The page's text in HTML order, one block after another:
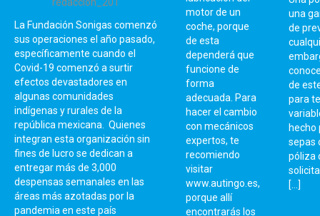
La Fundación Sonigas comenzó
sus operaciones el año pasado,
específicamente cuando el
Covid-19 comenzó a surtir
efectos devastadores en
algunas comunidades
indígenas y rurales de la
república mexicana. Quienes
integran esta organización sin
fines de lucro se dedican a
entregar más de 3,000
despensas semanales en las
áreas más azotadas por la
pandemia en este país
motor de un
coche, porque
de esta
dependerá que
funcione de
forma
adecuada. Para
hacer el cambio
con mecánicos
expertos, te
recomiendo
visitar
www.autingo.es,
porque allí
encontrarás los
una
de
de
para
hecho
sepas
póliza
[…]